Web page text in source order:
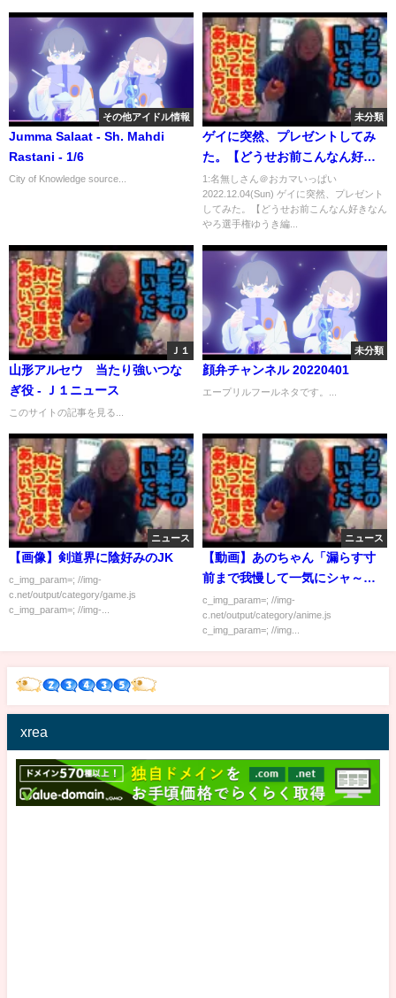
その他アイドル情報
Jumma Salaat - Sh. Mahdi
Rastani - 1/6
City of Knowledge source...
未分類
ゲイに突然、プレゼントしてみ
た。【どうせお前こんなん好き
なんやろ選手権ゆうき編】
1:名無しさん＠おカマいっぱい
2022.12.04(Sun) ゲイに突然、プレゼント
してみた。【どうせお前こんなん好きなん
やろ選手権ゆうき編...
Ｊ１
山形アルセウ 当たり強いつな
ぎ役 - Ｊ１ニュース
このサイトの記事を見る...
未分類
顔弁チャンネル 20220401
エープリルフールネタです。...
ニュース
【画像】剣道界に陰好みのJK
c_img_param=; //img-
c.net/output/category/game.js
c_img_param=; //img-...
ニュース
【動画】あのちゃん「漏らす寸
前まで我慢して一気にシャ～っ
てするのが好き」
c_img_param=; //img-
c.net/output/category/anime.js
c_img_param=; //img...
xrea